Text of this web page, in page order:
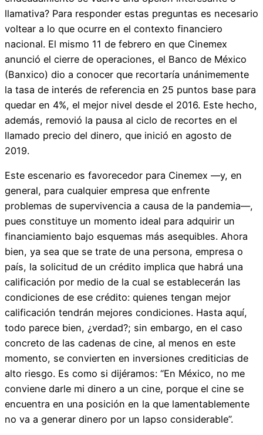
llamativa? Para responder estas preguntas es necesario
voltear a lo que ocurre en el contexto financiero
nacional. El mismo 11 de febrero en que Cinemex
anunció el cierre de operaciones, el Banco de México
(Banxico) dio a conocer que recortaría unánimemente
la tasa de interés de referencia en 25 puntos base para
quedar en 4%, el mejor nivel desde el 2016. Este hecho,
además, removió la pausa al ciclo de recortes en el
llamado precio del dinero, que inició en agosto de
2019.
Este escenario es favorecedor para Cinemex —y, en
general, para cualquier empresa que enfrente
problemas de supervivencia a causa de la pandemia—,
pues constituye un momento ideal para adquirir un
financiamiento bajo esquemas más asequibles. Ahora
bien, ya sea que se trate de una persona, empresa o
país, la solicitud de un crédito implica que habrá una
calificación por medio de la cual se establecerán las
condiciones de ese crédito: quienes tengan mejor
calificación tendrán mejores condiciones. Hasta aquí,
todo parece bien, ¿verdad?; sin embargo, en el caso
concreto de las cadenas de cine, al menos en este
momento, se convierten en inversiones crediticias de
alto riesgo. Es como si dijéramos: “En México, no me
conviene darle mi dinero a un cine, porque el cine se
encuentra en una posición en la que lamentablemente
no va a generar dinero por un lapso considerable”.